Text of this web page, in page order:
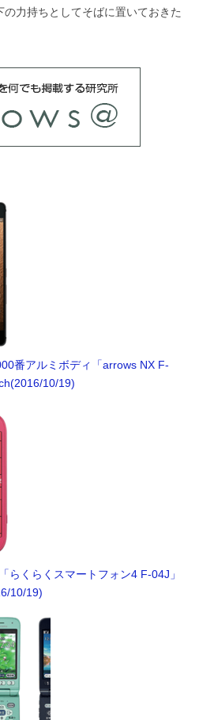
力持ちとしてそばに置いておきた
番アルミボディ「arrows NX F-
10/19)
らくらくスマートフォン4 F-04J」
10/19)